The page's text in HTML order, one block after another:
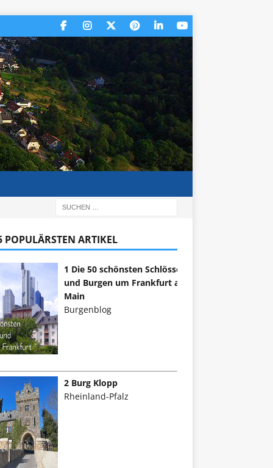
POPULÄRSTEN ARTIKEL
1 Die 50 schönsten Schlösser
und Burgen um Frankfurt am
Main
Burgenblog
2 Burg Klopp
Rheinland-Pfalz